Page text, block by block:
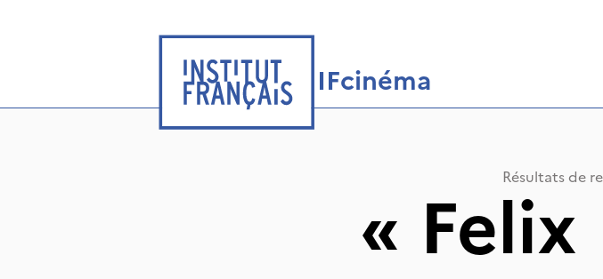
IFcinéma
Résultats de
« Felix